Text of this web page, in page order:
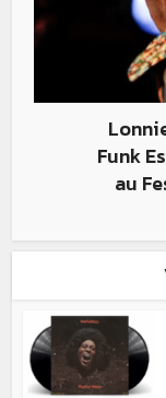
Funk
au